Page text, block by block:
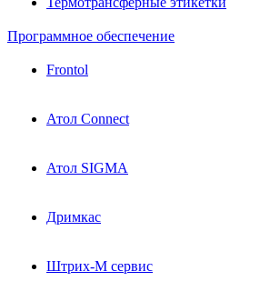
Программное обеспечение
Frontol
Атол Connect
Атол SIGMA
Дримкас
Штрих-М сервис